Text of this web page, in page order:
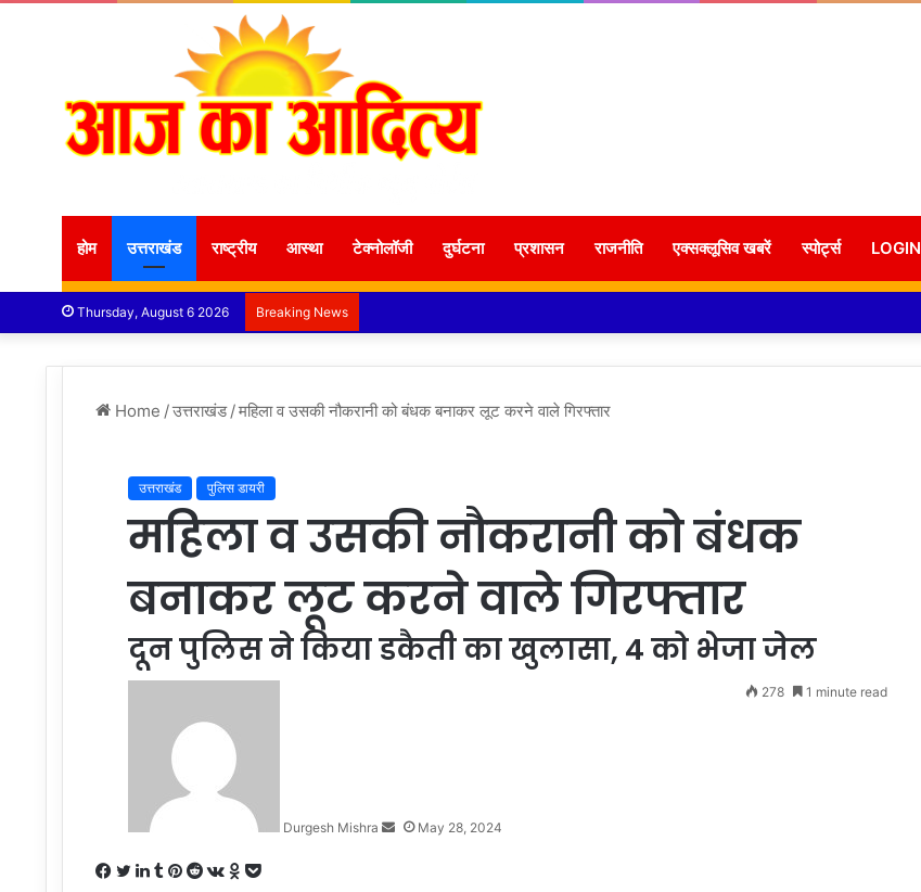
होम उत्तराखंड राष्ट्रीय आस्था टेक्नोलॉजी दुर्घटना प्रशासन राजनीति एक्सक्लूसिव खबरें स्पोर्ट्स LOGIN
Thursday, August 6 2026 Breaking News
Home /उत्तराखंड /महिला व उसकी नौकरानी को बंधक बनाकर लूट करने वाले गिरफ्तार
उत्तराखंड पुलिस डायरी
महिला व उसकी नौकरानी को बंधक
बनाकर लूट करने वाले गिरफ्तार
दून पुलिस ने किया डकैती का खुलासा, 4 को भेजा जेल
Durgesh Mishra May 28, 2024
278 1 minute read
Facebook
Twitter
LinkedIn
Tumblr
Pinterest
RedditVKontakte
Odnoklassniki
Pocket